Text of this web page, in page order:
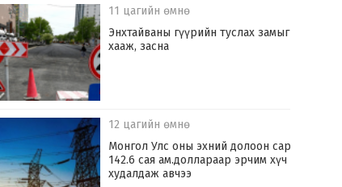
11 цагийн өмнө
Энхтайваны гүүрийн туслах замыг
хааж, засна
12 цагийн өмнө
Монгол Улс оны эхний долоон сард
142.6 сая ам.доллараар эрчим хүч
худалдаж авчээ